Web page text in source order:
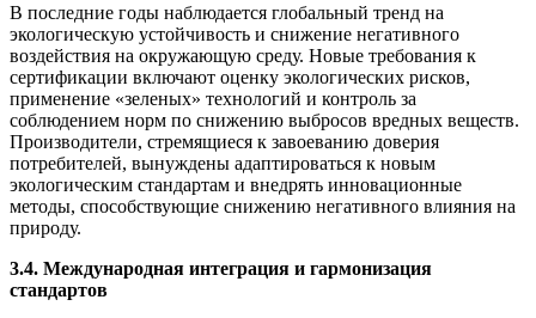
В последние годы наблюдается глобальный тренд на
экологическую устойчивость и снижение негативного
воздействия на окружающую среду. Новые требования к
сертификации включают оценку экологических рисков,
применение «зеленых» технологий и контроль за
соблюдением норм по снижению выбросов вредных веществ.
Производители, стремящиеся к завоеванию доверия
потребителей, вынуждены адаптироваться к новым
экологическим стандартам и внедрять инновационные
методы, способствующие снижению негативного влияния на
природу.
3.4. Международная интеграция и гармонизация
стандартов